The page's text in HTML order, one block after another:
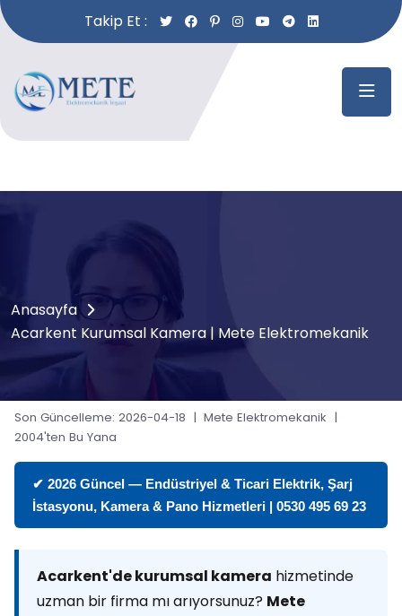
Takip Et :
Anasayfa
Acarkent Kurumsal Kamera | Mete Elektromekanik
Son Güncelleme: 2026-04-18 | Mete Elektromekanik |
2004'ten Bu Yana
✔ 2026 Güncel — Endüstriyel & Ticari Elektrik, Şarj
İstasyonu, Kamera & Pano Hizmetleri | 0530 495 69 23
Acarkent'de kurumsal kamera hizmetinde
uzman bir firma mı arıyorsunuz? Mete